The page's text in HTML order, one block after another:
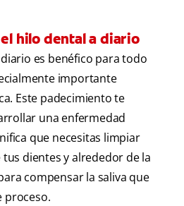
hilo dental a diario
es benéfico para todo
importante
Este padecimiento te
una enfermedad
que necesitas limpiar
dientes y alrededor de la
compensar la saliva que
proceso.